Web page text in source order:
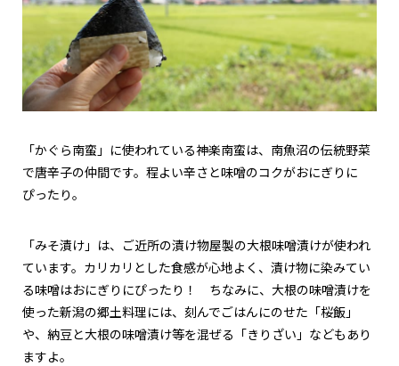
「かぐら南蛮」に使われている神楽南蛮は、南魚沼の伝統野菜
で唐辛子の仲間です。程よい辛さと味噌のコクがおにぎりに
ぴったり。
「みそ漬け」は、ご近所の漬け物屋製の大根味噌漬けが使われ
ています。カリカリとした食感が心地よく、漬け物に染みてい
る味噌はおにぎりにぴったり！ ちなみに、大根の味噌漬けを
使った新潟の郷土料理には、刻んでごはんにのせた「桜飯」
や、納豆と大根の味噌漬け等を混ぜる「きりざい」などもあり
ますよ。